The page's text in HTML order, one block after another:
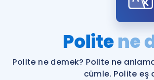
Politene
Polite ne demek? Polite ne
cümle. Polite eş